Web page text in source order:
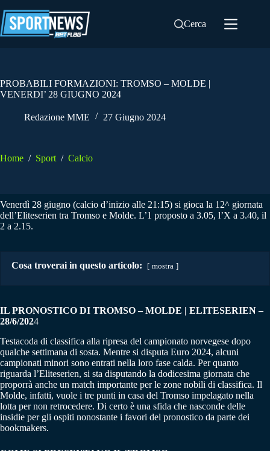
al
contenuto
Cerca
PROBABILI FORMAZIONI: TROMSO – MOLDE |
VENERDI’ 28 GIUGNO 2024
Redazione MME 27 Giugno 2024
Home / Sport / Calcio
Venerdì 28 giugno (calcio d’inizio alle 21:15) si gioca la 12^ giornata
dell’Eliteserien tra Tromso e Molde. L’1 proposto a 3.05, l’X a 3.40, il
2 a 2.15.
Cosa troverai in questo articolo: mostra
IL PRONOSTICO DI TROMSO – MOLDE | ELITESERIEN –
28/6/2024
Testacoda di classifica alla ripresa del campionato norvegese dopo
qualche settimana di sosta. Mentre si disputa Euro 2024, alcuni
campionati minori sono entrati nella loro fase calda. Per quanto
riguarda l’Eliteserien, si sta disputando la dodicesima giornata che
proporrà anche un match importante per le zone nobili di classifica. Il
Molde, infatti, vuole i tre punti in casa del Tromso impelagato nella
lotta per non retrocedere. Di certo è una sfida che nasconde delle
insidie per gli ospiti nonostante i favori del pronostico da parte dei
bookmakers.